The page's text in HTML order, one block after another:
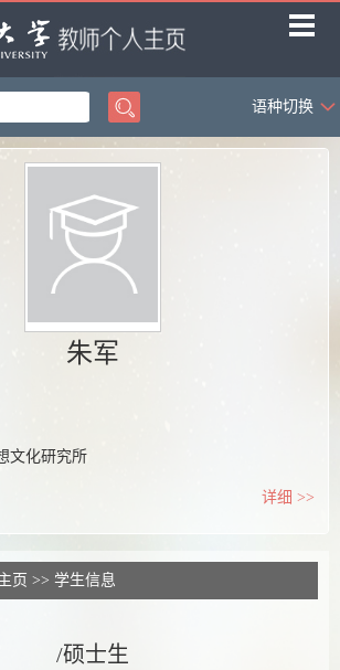
首页
语种切换
朱军
文化研究所
详细 >>
页 >> 学生信息
/硕士生